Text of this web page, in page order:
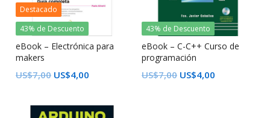
Destacado
43% de Descuento
eBook – Electrónica para
makers
US$7,00 US$4,00
43% de Descuento
eBook – C-C++ Curso de
programación
US$7,00 US$4,00